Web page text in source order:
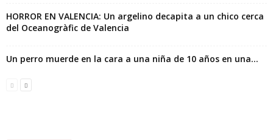
HORROR EN VALENCIA: Un argelino decapita a un chico cerca
del Oceanogràfic de Valencia
Un perro muerde en la cara a una niña de 10 años en una...